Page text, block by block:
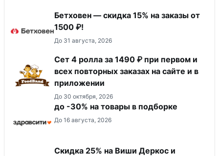
Бетховен — скидка 15% на заказы от
1500 ₽!
До 31 августа, 2026
Сет 4 ролла за 1490 ₽ при первом и
всех повторных заказах на сайте и в
приложении
До 30 октября, 2026
до -30% на товары в подборке
До 16 августа, 2026
Скидка 25% на Виши Деркос и